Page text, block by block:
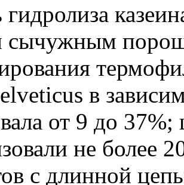
гидролиза
сычужным
в
от 9 до
не более
с длинной